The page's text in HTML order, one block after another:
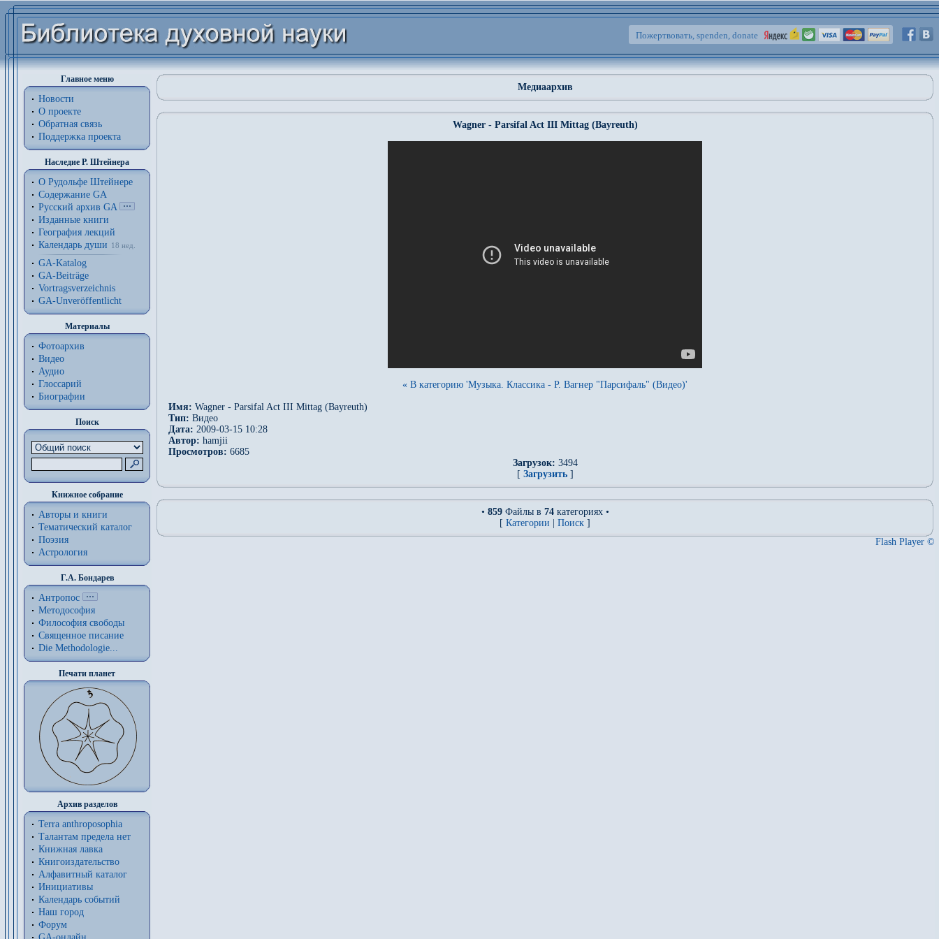
Пожертвовать, spenden, donate
Главное меню
Новости
О проекте
Обратная связь
Поддержка проекта
Наследие Р. Штейнера
О Рудольфе Штейнере
Содержание GA
Русский архив GA
Изданные книги
География лекций
Календарь души
18 нед.
GA-Katalog
GA-Beiträge
Vortragsverzeichnis
GA-Unveröffentlicht
Материалы
Фотоархив
Видео
Аудио
Глоссарий
Биографии
Поиск
Книжное собрание
Авторы и книги
Тематический каталог
Поэзия
Астрология
Г.А. Бондарев
Антропос
Методософия
Философия cвободы
Священное писание
Die Methodologie...
Печати планет
Архив разделов
Terra anthroposophia
Талантам предела нет
Книжная лавка
Книгоиздательство
Алфавитный каталог
Инициативы
Календарь событий
Наш город
Форум
Медиаархив
Wagner - Parsifal Act III Mittag (Bayreuth)
« В категорию 'Музыка. Классика - Р. Вагнер "Парсифаль" (Видео)'
Имя: Wagner - Parsifal Act III Mittag (Bayreuth)
Тип: Видео
Дата: 2009-03-15 10:28
Автор: hamjii
Просмотров: 6685
Загрузок: 3494
[ Загрузить]
• 859Файлы в 74категориях •
[ Категории Поиск ]
Flash Player ©